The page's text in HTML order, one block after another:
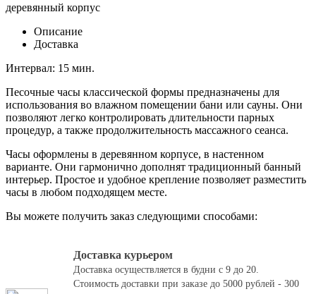
деревянный корпус
Описание
Доставка
Интервал: 15 мин.
Песочные часы классической формы предназначены для
использования во влажном помещении бани или сауны. Они
позволяют легко контролировать длительности парных
процедур, а также продолжительность массажного сеанса.
Часы оформлены в деревянном корпусе, в настенном
варианте. Они гармонично дополнят традиционный банный
интерьер. Простое и удобное крепление позволяет разместить
часы в любом подходящем месте.
Вы можете получить заказ следующими способами:
Доставка курьером
Доставка осуществляется в будни с 9 до 20.
Стоимость доставки при заказе до 5000 рублей - 300